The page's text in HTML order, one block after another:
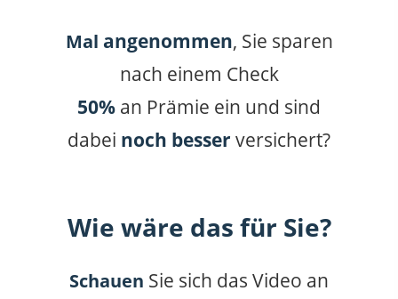
Mal angenommen, Sie sparen
nach einem Check
50% an Prämie ein und sind
dabei noch besser versichert?
Wie wäre das für Sie?
Schauen Sie sich das Video an